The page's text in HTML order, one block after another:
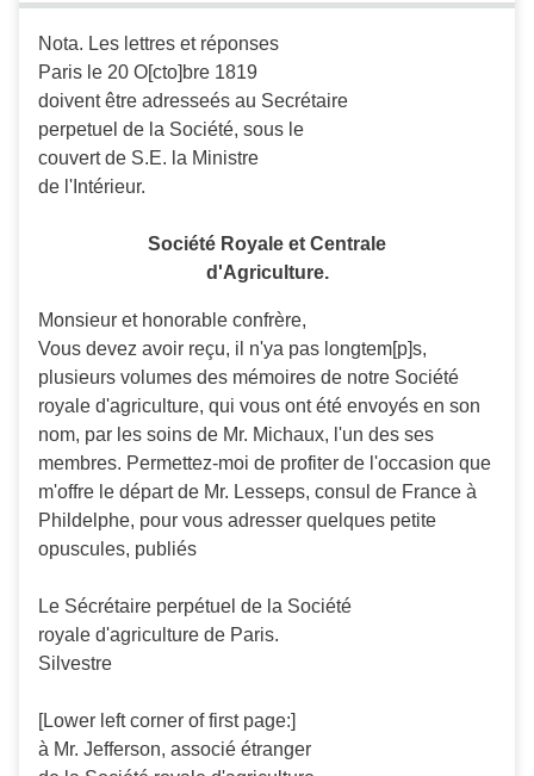
Nota. Les lettres et réponses
Paris le 20 O[cto]bre 1819
doivent être adresseés au Secrétaire
perpetuel de la Société, sous le
couvert de S.E. la Ministre
de l'Intérieur.
Société Royale et Centrale
d'Agriculture.
Monsieur et honorable confrère,
Vous devez avoir reçu, il n'ya pas longtem[p]s,
plusieurs volumes des mémoires de notre Société
royale d'agriculture, qui vous ont été envoyés en son
nom, par les soins de Mr. Michaux, l'un des ses
membres. Permettez-moi de profiter de l'occasion que
m'offre le départ de Mr. Lesseps, consul de France à
Phildelphe, pour vous adresser quelques petite
opuscules, publiés
Le Sécrétaire perpétuel de la Société
royale d'agriculture de Paris.
Silvestre
[Lower left corner of first page:]
à Mr. Jefferson, associé étranger